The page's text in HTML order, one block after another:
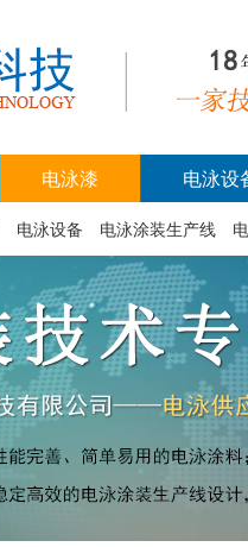
电泳漆 电泳设
电泳设备 电泳涂装生产线